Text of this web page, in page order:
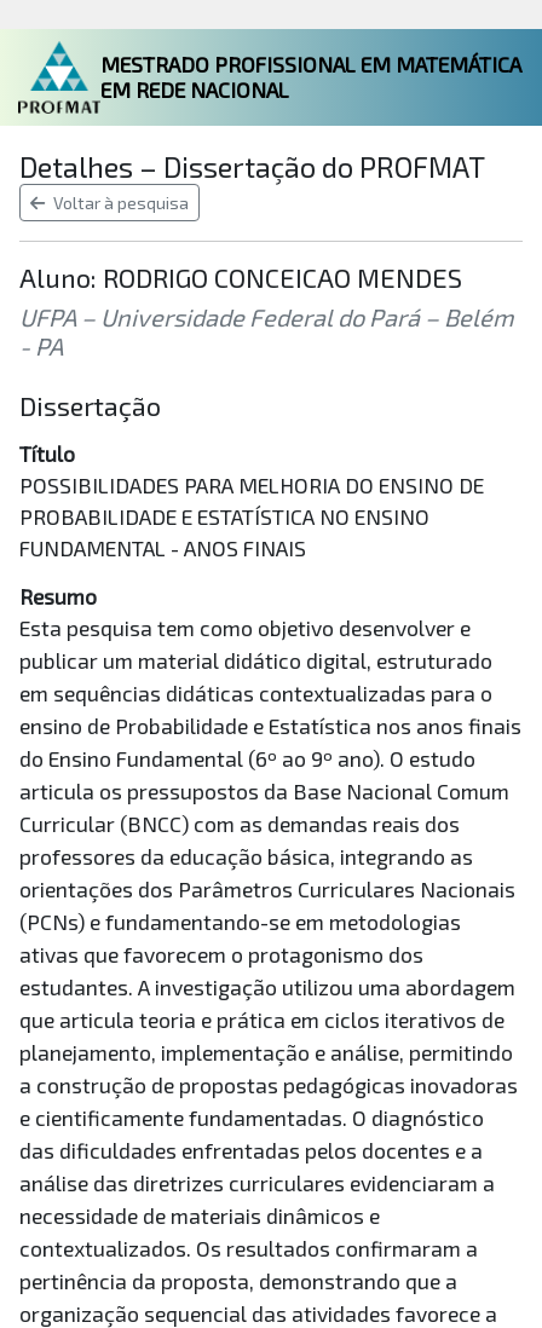
MESTRADO PROFISSIONAL EM MATEMÁTICA
EM REDE NACIONAL
Detalhes – Dissertação do PROFMAT
Voltar à pesquisa
Aluno: RODRIGO CONCEICAO MENDES
UFPA – Universidade Federal do Pará – Belém
- PA
Dissertação
Título
POSSIBILIDADES PARA MELHORIA DO ENSINO DE
PROBABILIDADE E ESTATÍSTICA NO ENSINO
FUNDAMENTAL - ANOS FINAIS
Resumo
Esta pesquisa tem como objetivo desenvolver e
publicar um material didático digital, estruturado
em sequências didáticas contextualizadas para o
ensino de Probabilidade e Estatística nos anos finais
do Ensino Fundamental (6º ao 9º ano). O estudo
articula os pressupostos da Base Nacional Comum
Curricular (BNCC) com as demandas reais dos
professores da educação básica, integrando as
orientações dos Parâmetros Curriculares Nacionais
(PCNs) e fundamentando-se em metodologias
ativas que favorecem o protagonismo dos
estudantes. A investigação utilizou uma abordagem
que articula teoria e prática em ciclos iterativos de
planejamento, implementação e análise, permitindo
a construção de propostas pedagógicas inovadoras
e cientificamente fundamentadas. O diagnóstico
das dificuldades enfrentadas pelos docentes e a
análise das diretrizes curriculares evidenciaram a
necessidade de materiais dinâmicos e
contextualizados. Os resultados confirmaram a
pertinência da proposta, demonstrando que a
organização sequencial das atividades favorece a